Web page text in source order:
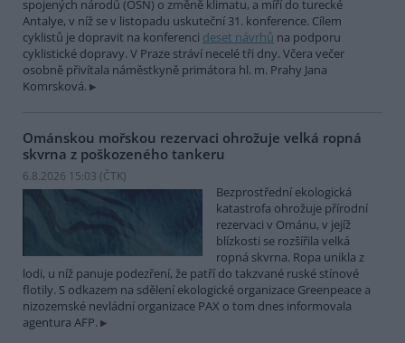
spojených národů (OSN) o změně klimatu, a míří do turecké
Antalye, v níž se v listopadu uskuteční 31. konference. Cílem
cyklistů je dopravit na konferenci deset návrhů na podporu
cyklistické dopravy. V Praze stráví necelé tři dny. Včera večer
osobně přivítala náměstkyně primátora hl. m. Prahy Jana
Komrsková.
Ománskou mořskou rezervaci ohrožuje velká ropná
skvrna z poškozeného tankeru
6.8.2026 15:03 (ČTK)
Bezprostřední ekologická
katastrofa ohrožuje přírodní
rezervaci v Ománu, v jejíž
blízkosti se rozšířila velká
ropná skvrna. Ropa unikla z
lodi, u níž panuje podezření, že patří do takzvané ruské stínové
flotily. S odkazem na sdělení ekologické organizace Greenpeace a
nizozemské nevládní organizace PAX o tom dnes informovala
agentura AFP.